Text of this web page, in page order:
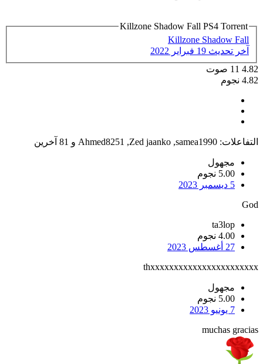
Killzone Shadow Fall PS4 Torrent
Killzone Shadow Fall
آخر تحديث 19 فبراير 2022
4.82
11 صوت
4.82 نجوم
التفاعلات: samea1990
,
Zed jaanko
,
Ahmed8251 و 81 آخرين
مجهول
5.00 نجوم
5 ديسمبر 2023
God
ta3lop
4.00 نجوم
27 أغسطس 2023
thxxxxxxxxxxxxxxxxxxxxxxx
مجهول
5.00 نجوم
7 يونيو 2023
muchas gracias